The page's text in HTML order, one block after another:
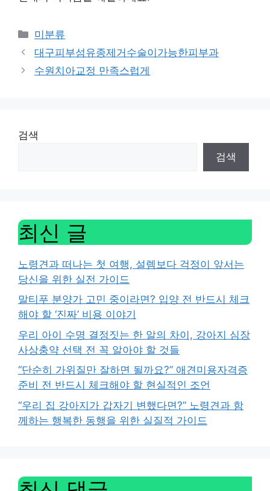
Categories
미분류
대구피부섬유종제거수술이가능한피부과
수원치아교정 만족스럽게
검색
검색
최신 글
노령견과 떠나는 첫 여행, 설렘보다 걱정이 앞서는
당신을 위한 실전 가이드
말티푸 분양가 고민 중이라면? 입양 전 반드시 체크
해야 할 ‘진짜’ 비용 이야기
우리 아이 수명 결정짓는 한 알의 차이, 강아지 심장
사상충약 선택 전 꼭 알아야 할 것들
“단순히 가위질만 잘하면 될까요?” 애견미용자격증
준비 전 반드시 체크해야 할 현실적인 조언
“우리 집 강아지가 갑자기 변했다면?” 노령견과 함
께하는 행복한 동행을 위한 실질적 가이드